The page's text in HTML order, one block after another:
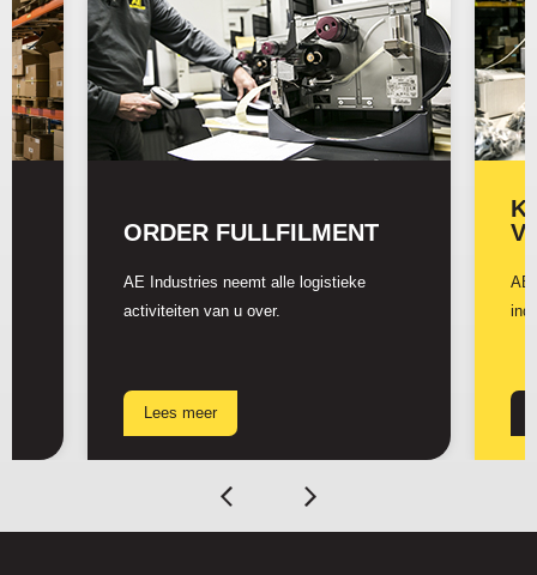
ORDER FULLFILMENT
AE Industries neemt alle logistieke
activiteiten van u over.
Lees meer
AE